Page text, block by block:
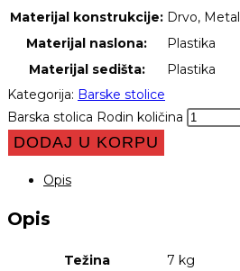
Materijal konstrukcije: Drvo, Metal
Materijal naslona:
Plastika
Materijal sedišta:
Plastika
Kategorija: Barske stolice
Barska stolica Rodin količina
DODAJ U KORPU
Opis
Opis
Težina
7 kg